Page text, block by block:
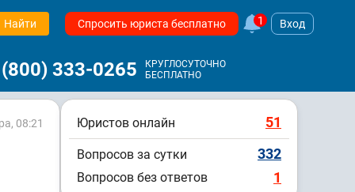
Найти Спросить юриста бесплатно 1 Вход
333-0265
КРУГЛОСУТОЧНО
БЕСПЛАТНО
08:21 Юристов онлайн 51
Вопросов за сутки 332
Вопросов без ответов 1